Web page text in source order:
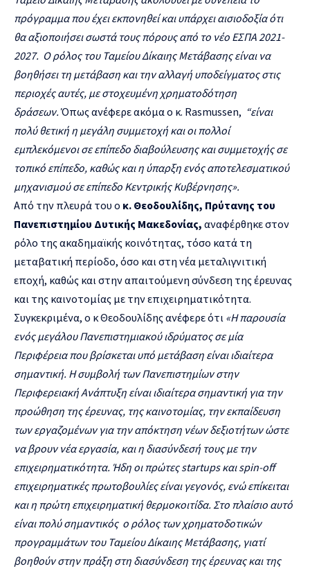
πρόγραμμα που έχει εκπονηθεί και υπάρχει αισιοδοξία ότι
θα αξιοποιήσει σωστά τους πόρους από το νέο ΕΣΠΑ 2021-
2027. Ο ρόλος του Ταμείου Δίκαιης Μετάβασης είναι να
βοηθήσει τη μετάβαση και την αλλαγή υποδείγματος στις
περιοχές αυτές, με στοχευμένη χρηματοδότηση
δράσεων. Όπως ανέφερε ακόμα ο κ. Rasmussen, “είναι
πολύ θετική η μεγάλη συμμετοχή και οι πολλοί
εμπλεκόμενοι σε επίπεδο διαβούλευσης και συμμετοχής σε
τοπικό επίπεδο, καθώς και η ύπαρξη ενός αποτελεσματικού
μηχανισμού σε επίπεδο Κεντρικής Κυβέρνησης».
Από την πλευρά του ο κ. Θεοδουλίδης, Πρύτανης του
Πανεπιστημίου Δυτικής Μακεδονίας, αναφέρθηκε στον
ρόλο της ακαδημαϊκής κοινότητας, τόσο κατά τη
μεταβατική περίοδο, όσο και στη νέα μεταλιγνιτική
εποχή, καθώς και στην απαιτούμενη σύνδεση της έρευνας
και της καινοτομίας με την επιχειρηματικότητα.
Συγκεκριμένα, ο κ Θεοδουλίδης ανέφερε ότι «Η παρουσία
ενός μεγάλου Πανεπιστημιακού ιδρύματος σε μία
Περιφέρεια που βρίσκεται υπό μετάβαση είναι ιδιαίτερα
σημαντική. Η συμβολή των Πανεπιστημίων στην
Περιφερειακή Ανάπτυξη είναι ιδιαίτερα σημαντική για την
προώθηση της έρευνας, της καινοτομίας, την εκπαίδευση
των εργαζομένων για την απόκτηση νέων δεξιοτήτων ώστε
να βρουν νέα εργασία, και η διασύνδεσή τους με την
επιχειρηματικότητα. Ήδη οι πρώτες startups και spin-off
επιχειρηματικές πρωτοβουλίες είναι γεγονός, ενώ επίκειται
και η πρώτη επιχειρηματική θερμοκοιτίδα. Στο πλαίσιο αυτό
είναι πολύ σημαντικός ο ρόλος των χρηματοδοτικών
προγραμμάτων του Ταμείου Δίκαιης Μετάβασης, γιατί
βοηθούν στην πράξη στη διασύνδεση της έρευνας και της